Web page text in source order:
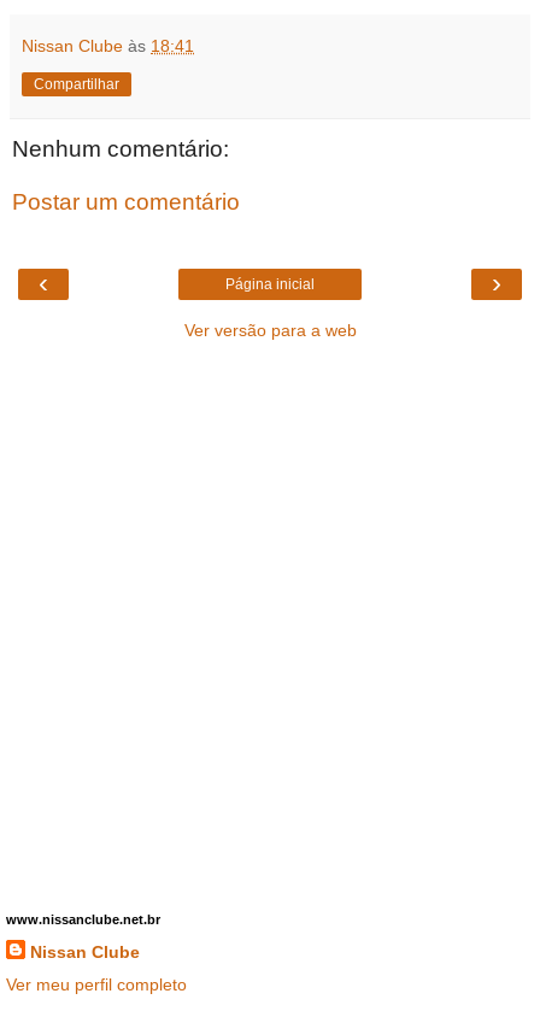
Nissan Clube às 18:41
Compartilhar
Nenhum comentário:
Postar um comentário
‹ ›
Página inicial
Ver versão para a web
www.nissanclube.net.br
Nissan Clube
Ver meu perfil completo